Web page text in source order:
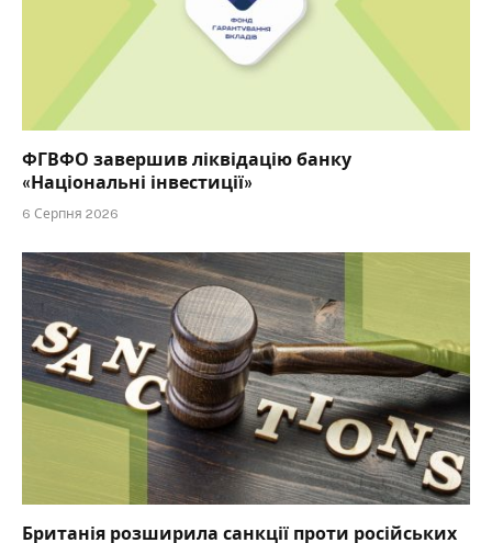
ФГВФО завершив ліквідацію банку
«Національні інвестиції»
6 Серпня 2026
Британія розширила санкції проти російських